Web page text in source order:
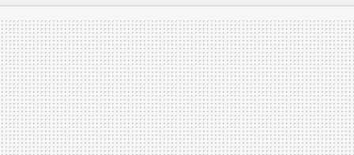
FACEBOOK
TWITTERFLIPBOARD
E-
MAIL
WHATSAPP